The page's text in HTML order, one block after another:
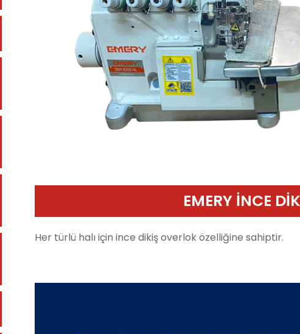
EMERY İNCE
Her türlü halı için ince dikiş overlok özelliğine sahiptir.